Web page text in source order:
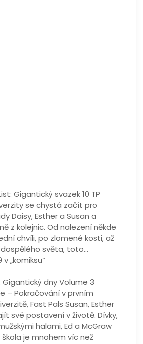
Gigantický svazek 10 TP
se chystá začít pro
Daisy, Esther a Susan a
z kolejnic. Od nalezení někde
chvíli, po zlomené kosti, až
světa, toto…
„komiksu“
Gigantický dny Volume 3
– Pokračování v prvním
Fast Pals Susan, Esther
své postavení v životě. Dívky,
halami, Ed a McGraw
škola je mnohem víc než